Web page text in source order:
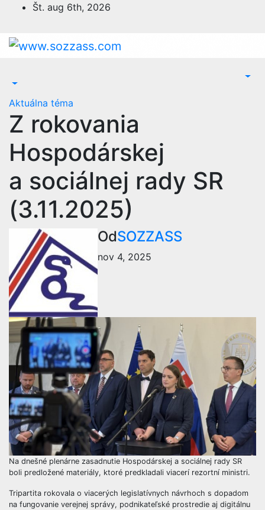
Prejsť
obsah
Št. aug 6th, 2026
Aktuálna téma
Z rokovania
Hospodárskej
a sociálnej rady SR
(3.11.2025)
OdSOZZASS
nov 4, 2025
Na dnešné plenárne zasadnutie Hospodárskej a sociálnej rady SR
boli predložené materiály, ktoré predkladali viacerí rezortní ministri.
Tripartita rokovala o viacerých legislatívnych návrhoch s dopadom
na fungovanie verejnej správy, podnikateľské prostredie aj digitálnu